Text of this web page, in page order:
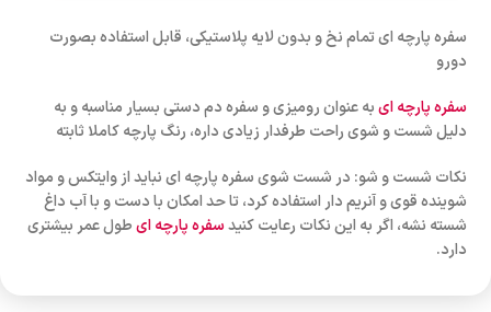
سفره پارچه ای تمام نخ و بدون لایه پلاستیکی، قابل استفاده بصورت
دورو
سفره پارچه ایبه عنوان رومیزی و سفره دم دستی بسیار مناسبه و به
دلیل شست و شوی راحت طرفدار زیادی داره، رنگ پارچه کاملا ثابته
نکات شست و شو: در شست شوی سفره پارچه ای نباید از وایتکس و مواد
شوینده قوی و آنریم دار استفاده کرد، تا حد امکان با دست و با آب داغ
شسته نشه، اگر به این نکات رعایت کنیدسفره پارچه ایطول عمر بیشتری
دارد.